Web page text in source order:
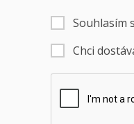
Souhlasím
Chci